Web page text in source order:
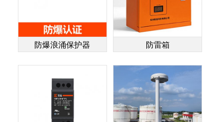
防爆浪涌保护器 防雷箱